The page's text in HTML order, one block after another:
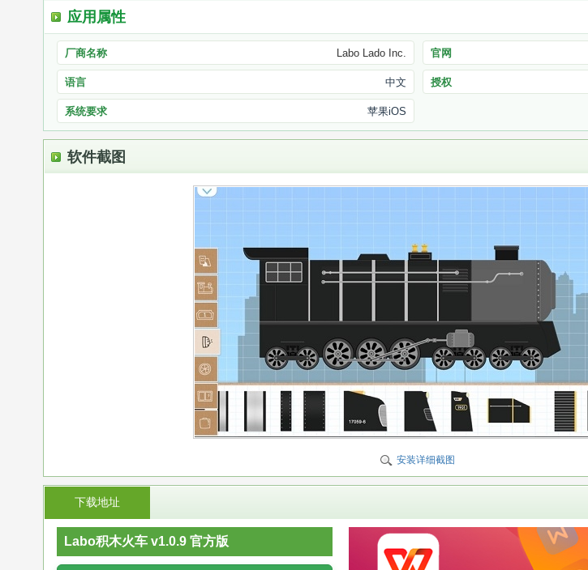
应用属性
厂商名称 Labo Lado Inc. 官网
语言 中文 授权
系统要求 苹果iOS
软件截图
安装详细截图
下载地址
Labo积木火车 v1.0.9 官方版